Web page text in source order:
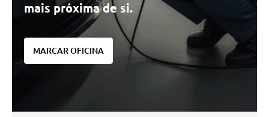
mais próxima de si.
MARCAR OFICINA